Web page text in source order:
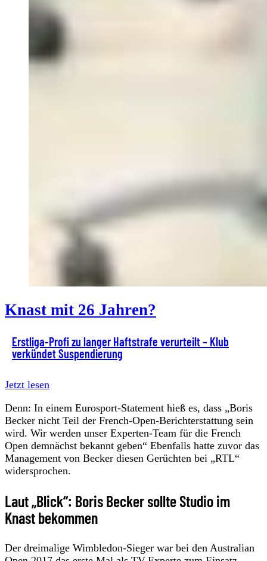
Knast mit 26 Jahren?
Erstliga-Profi zu langer Haftstrafe verurteilt – Klub
verkündet Suspendierung
Jetzt lesen
Denn: In einem Eurosport-Statement hieß es, dass „Boris
Becker nicht Teil der French-Open-Berichterstattung sein
wird. Wir werden unser Experten-Team für die French
Open demnächst bekannt geben“ Ebenfalls hatte zuvor das
Management von Becker diesen Gerüchten bei „RTL“
widersprochen.
Laut „Blick“: Boris Becker sollte Studio im
Knast bekommen
Der dreimalige Wimbledon-Sieger war bei den Australian